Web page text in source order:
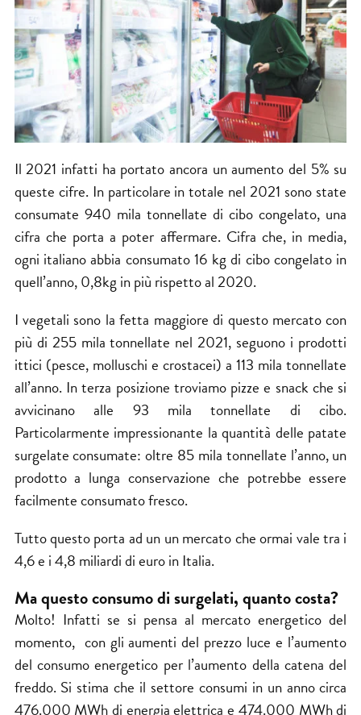
Il 2021 infatti ha portato ancora un aumento del 5% su
queste cifre. In particolare in totale nel 2021 sono state
consumate 940 mila tonnellate di cibo congelato, una
cifra che porta a poter affermare. Cifra che, in media,
ogni italiano abbia consumato 16 kg di cibo congelato in
quell’anno, 0,8kg in più rispetto al 2020.
I vegetali sono la fetta maggiore di questo mercato con
più di 255 mila tonnellate nel 2021, seguono i prodotti
ittici (pesce, molluschi e crostacei) a 113 mila tonnellate
all’anno. In terza posizione troviamo pizze e snack che si
avvicinano alle 93 mila tonnellate di cibo.
Particolarmente impressionante la quantità delle patate
surgelate consumate: oltre 85 mila tonnellate l’anno, un
prodotto a lunga conservazione che potrebbe essere
facilmente consumato fresco.
Tutto questo porta ad un un mercato che ormai vale tra i
4,6 e i 4,8 miliardi di euro in Italia.
Ma questo consumo di surgelati, quanto costa?
Molto! Infatti se si pensa al mercato energetico del
momento, con gli aumenti del prezzo luce e l’aumento
del consumo energetico per l’aumento della catena del
freddo. Si stima che il settore consumi in un anno circa
476.000 MWh di energia elettrica e 474.000 MWh di